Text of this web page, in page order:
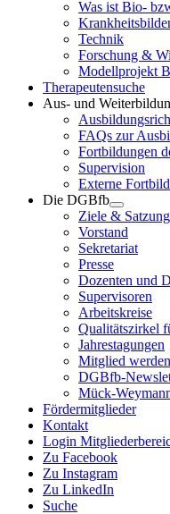
Was ist Bio-
Technik
Forschung &
Modellprojekt
Therapeutensuche
Aus- und
FAQs zur
Fortbildungen
Supervision
Externe
Die DGBfb
Ziele & Satzung
Vorstand
Sekretariat
Presse
Dozenten und
Supervisoren
Arbeitskreise
Qualitätszirkel
Jahrestagungen
Mitglied werden
DGBfb-
Mück-
Fördermitglieder
Kontakt
Login
Zu Facebook
Zu Instagram
Zu LinkedIn
Suche